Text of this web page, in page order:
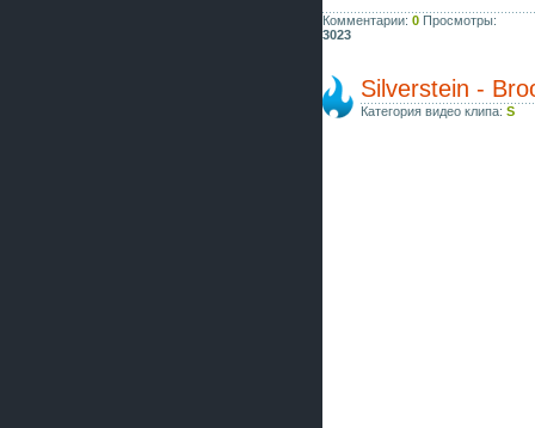
Комментарии: 0 Просмотры:
3023
Silverstein -
Категория видео клипа: S